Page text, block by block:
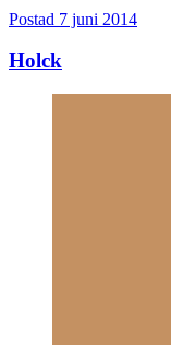
Postad 7 juni 2014
Holck